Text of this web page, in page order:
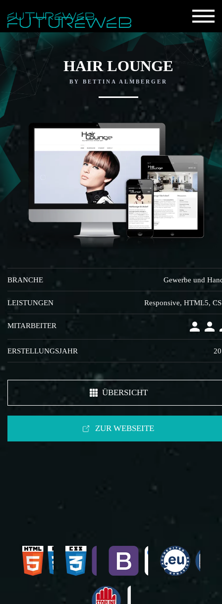
HAIR LOUNGE
BY BETTINA ALMBERGER
BRANCHE Gewerbe und
LEISTUNGEN Responsive, HTML5,
MITARBEITER
ERSTELLUNGSJAHR
ÜBERSICHT
ZUR WEBSEITE